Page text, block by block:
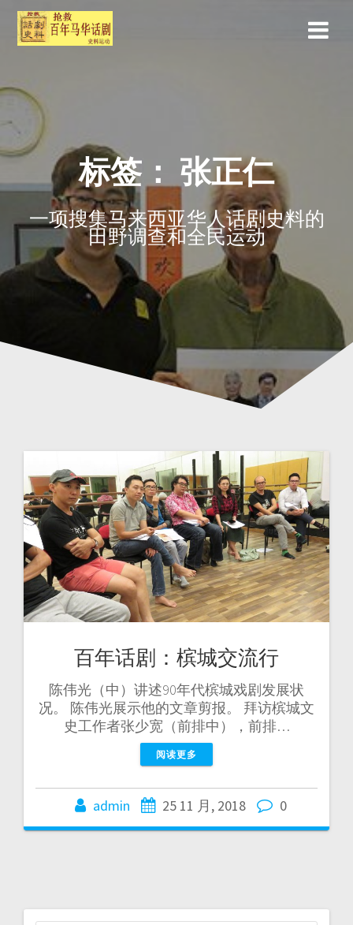
标签： 张正仁
一项搜集马来西亚华人话剧史料的
田野调查和全民运动
百年话剧：槟城交流行
陈伟光（中）讲述90年代槟城戏剧发展状
况。 陈伟光展示他的文章剪报。 拜访槟城文
史工作者张少宽（前排中），前排…
阅读更多
admin 25 11 月, 2018 0